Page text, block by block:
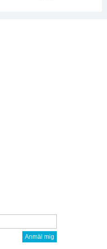
Anmäl mig